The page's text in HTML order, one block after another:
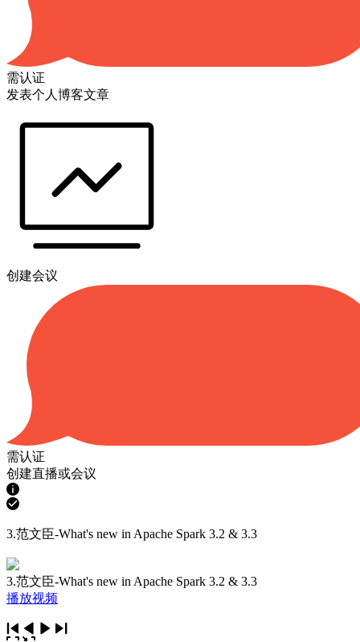
需认证
发表个人博客文章
创建会议
需认证
创建直播或会议
3.范文臣-What's new in Apache Spark 3.2 & 3.3
3.范文臣-What's new in Apache Spark 3.2 & 3.3
播放视频